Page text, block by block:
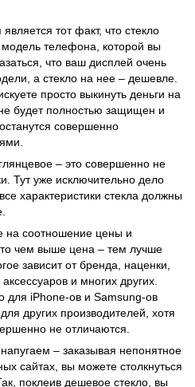
тот факт, что стекло
телефона, которой вы
что ваш дисплей очень
а стекло на нее – дешевле.
просто выкинуть деньги на
будет полностью защищен и
совершенно
– это совершенно не
Тут уже исключительно дело
характеристики стекла должны
на соотношение цены и
чем выше цена – тем лучше
зависит от бренда, наценки,
и многих других.
для iPhone-ов и Samsung-ов
других производителей, хотя
не отличаются.
– заказывая непонятное
сайтах, вы можете столкнуться
поклеив дешевое стекло, вы